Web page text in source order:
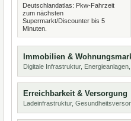
Deutschlandatlas: Pkw-Fahrzeit
zum nächsten
Supermarkt/Discounter bis 5
Minuten.
Immobilien &
Digitale Infrastruktur,
Erreichbarkeit & Versorgung
Ladeinfrastruktur,